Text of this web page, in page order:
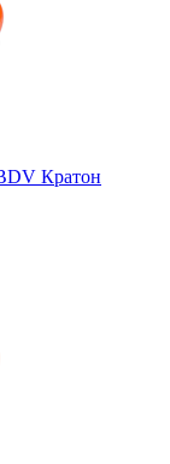
Кратон